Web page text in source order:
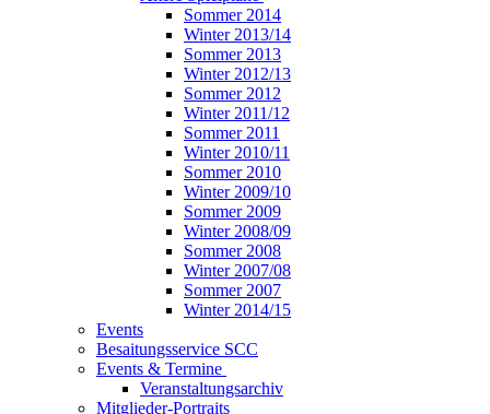
Sommer 2014
Winter 2013/14
Sommer 2013
Winter 2012/13
Sommer 2012
Winter 2011/12
Sommer 2011
Winter 2010/11
Sommer 2010
Winter 2009/10
Sommer 2009
Winter 2008/09
Sommer 2008
Winter 2007/08
Sommer 2007
Winter 2014/15
Events
Besaitungsservice SCC
Events & Termine
Veranstaltungsarchiv
Mitglieder-Portraits